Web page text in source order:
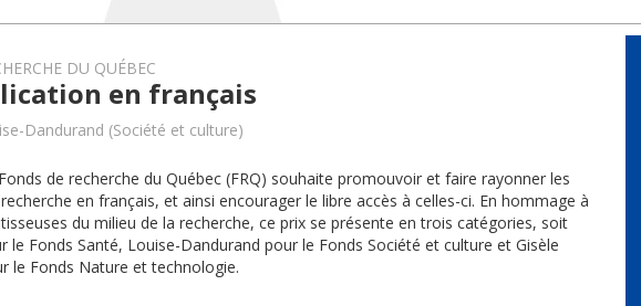
DU QUÉBEC
en français
Dandurand (Société et culture)
de recherche du Québec (FRQ) souhaite promouvoir et faire rayonner les
en français, et ainsi encourager le libre accès à celles-ci. En hommage à
du milieu de la recherche, ce prix se présente en trois catégories, soit
le Fonds Santé, Louise-Dandurand pour le Fonds Société et culture et Gisèle
le Fonds Nature et technologie.